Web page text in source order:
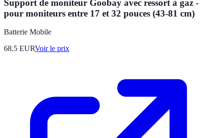
Support de moniteur Goobay avec ressort à gaz -
pour moniteurs entre 17 et 32 pouces (43-81 cm)
Batterie Mobile
68.5 EURVoir le prix